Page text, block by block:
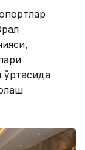
ўртасида